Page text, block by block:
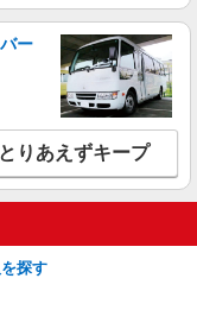
標を達成すると販売
個人ごとにも目標が設
標を達成するための
分の成長も目に見える
ながっています。もち
ありません。 ・ミニ
/7月、12月） ・残業
規定内支給
3-1-4 三井アウトレッ
詳細を見る
時給1,270円〜 ※給与
・能力を考慮し決定し
1-5 三井アウトレッ
ー
とりあえずキープ
探す